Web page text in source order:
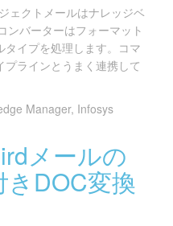
ェクトメールはナレッジベ
ンバーターはフォーマット
タイプを処理します。コマ
ラインとうまく連携して
Manager, Infosys
メールの
DOC変換